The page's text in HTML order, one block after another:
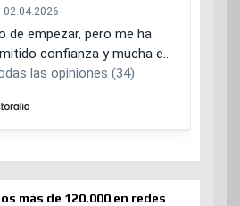
más de 120.000 en redes